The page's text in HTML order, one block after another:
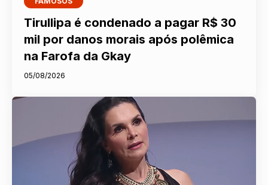
Tirullipa é condenado a pagar R$ 30
mil por danos morais após polêmica
na Farofa da Gkay
05/08/2026